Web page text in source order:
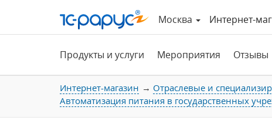
Москва Интернет-
Продукты и услуги Мероприятия Отзывы
Интернет-магазин Отраслевые и
Автоматизация питания в государственных